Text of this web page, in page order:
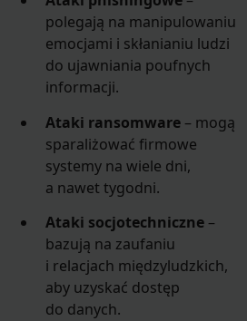
polegają na manipulowaniu
emocjami i skłanianiu ludzi
do ujawniania poufnych
informacji.
Ataki ransomware – mogą
sparaliżować firmowe
systemy na wiele dni,
a nawet tygodni.
Ataki socjotechniczne –
bazują na zaufaniu
i relacjach międzyludzkich,
aby uzyskać dostęp
do danych.